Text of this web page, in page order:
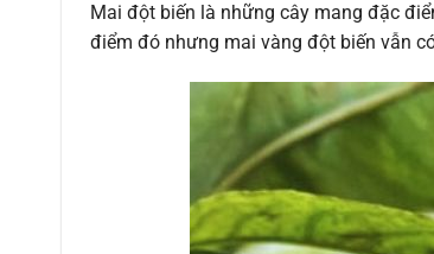
Mai đột biến là những cây mang đặc
điểm đó nhưng mai vàng đột biến vẫn